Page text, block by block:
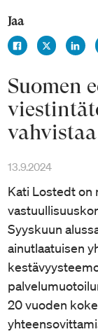
Jaa
Suomen
13.9.2024
Kati Lostedt on
Syyskuun
ainutlaatuisen
20 vuoden